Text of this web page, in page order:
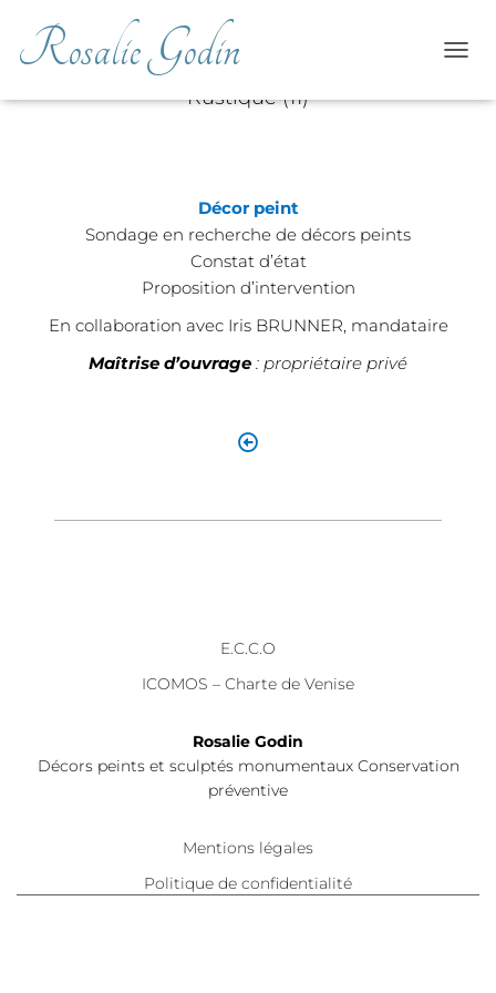
Rosalie Godin
Château Rustique, grande salle
Rustique (11)
Décor peint
Sondage en recherche de décors peints
Constat d’état
Proposition d’intervention
En collaboration avec Iris BRUNNER, mandataire
Maîtrise d’ouvrage : propriétaire privé
E.C.C.O
ICOMOS – Charte de Venise
Rosalie Godin
Décors peints et sculptés monumentaux Conservation
préventive
Mentions légales
Politique de confidentialité